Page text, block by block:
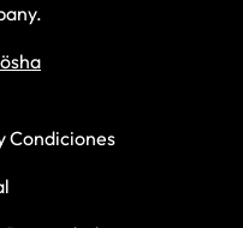
Condiciones